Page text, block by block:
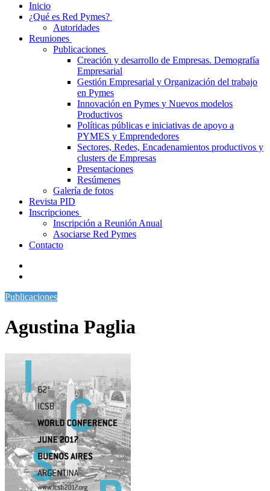
Inicio
¿Qué es Red Pymes?
Autoridades
Reuniones
Publicaciones
Creación y desarrollo de Empresas. Demografía
Empresarial
Gestión Empresarial y Organización del trabajo
en Pymes
Innovación en Pymes y Nuevos modelos
Productivos
Políticas públicas e iniciativas de apoyo a
PYMES y Emprendedores
Sectores, Redes, Encadenamientos productivos y
clusters de Empresas
Presentaciones
Resúmenes
Galería de fotos
Revista PID
Inscripciones
Inscripción a Reunión Anual
Asociarse Red Pymes
Contacto
Publicaciones
Agustina Paglia